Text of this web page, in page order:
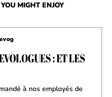
MIGHT ENJOY
: ET LES
à nos employés de